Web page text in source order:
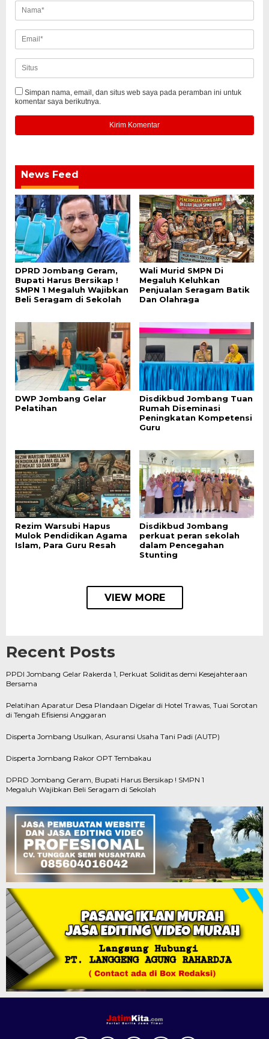
Simpan nama, email, dan situs web saya pada peramban ini untuk
komentar saya berikutnya.
News Feed
DPRD Jombang Geram,
Bupati Harus Bersikap !
SMPN 1 Megaluh Wajibkan
Beli Seragam di Sekolah
Wali Murid SMPN Di
Megaluh Keluhkan
Penjualan Seragam Batik
Dan Olahraga
DWP Jombang Gelar
Pelatihan
Disdikbud Jombang Tuan
Rumah Diseminasi
Peningkatan Kompetensi
Guru
Rezim Warsubi Hapus
Mulok Pendidikan Agama
Islam, Para Guru Resah
Disdikbud Jombang
perkuat peran sekolah
dalam Pencegahan
Stunting
VIEW MORE
Recent Posts
PPDI Jombang Gelar Rakerda 1, Perkuat Soliditas demi Kesejahteraan
Bersama
Pelatihan Aparatur Desa Plandaan Digelar di Hotel Trawas, Tuai Sorotan
di Tengah Efisiensi Anggaran
Disperta Jombang Usulkan, Asuransi Usaha Tani Padi (AUTP)
Disperta Jombang Rakor OPT Tembakau
DPRD Jombang Geram, Bupati Harus Bersikap ! SMPN 1
Megaluh Wajibkan Beli Seragam di Sekolah